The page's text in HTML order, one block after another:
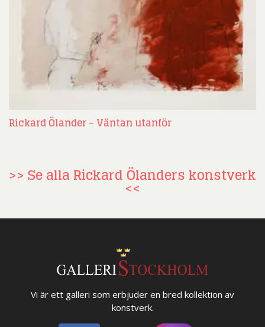
Rickard Ölander – Väntan utanför
>> Se alla Rickard Ölanders konstverk
<<
Vi är ett galleri som erbjuder en bred kollektion av
konstverk.